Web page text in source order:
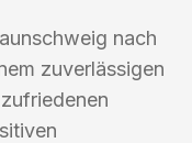
nach
zuverlässigen